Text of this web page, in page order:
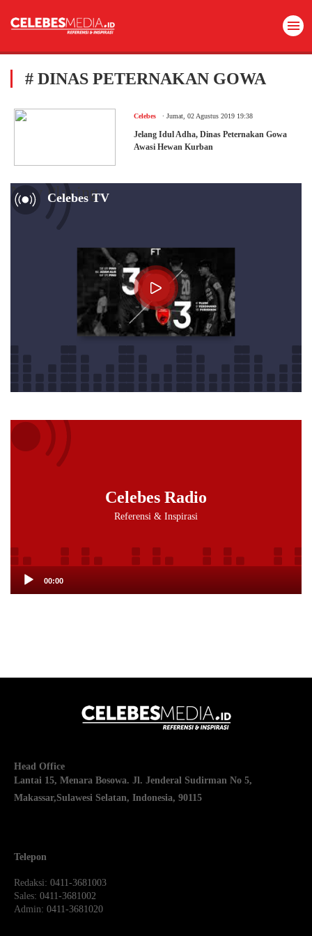
# DINAS PETERNAKAN GOWA
Celebes Jumat, 02 Agustus 2019 19:38
Jelang Idul Adha, Dinas Peternakan Gowa
Awasi Hewan Kurban
Celebes TV
Now Playing
Celebes Radio
Referensi & Inspirasi
Audio
Player
00:00
Head Office
Lantai 15, Menara Bosowa. Jl. Jenderal Sudirman No 5,
Makassar,Sulawesi Selatan, Indonesia, 90115
Telepon
Redaksi: 0411-3681003
Sales: 0411-3681002
Admin: 0411-3681020